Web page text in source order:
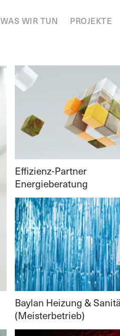
WAS WIR TUN PROJEKTE
Effizienz-Partner
Energieberatung
Baylan Heizung &
(Meisterbetrieb)